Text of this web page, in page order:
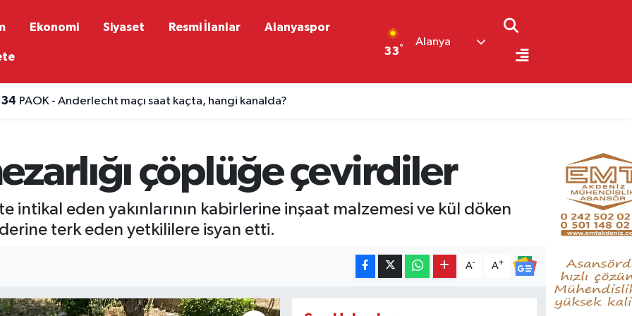
Ekonomi Siyaset Resmi İlanlar Alanyaspor
33°
Alanya
PAOK - Anderlecht maçı saat kaçta, hangi kanalda?
çöplüğe çevirdiler
intikal eden yakınlarının kabirlerine inşaat malzemesi ve kül döken
terk eden yetkililere isyan etti.
A- A+